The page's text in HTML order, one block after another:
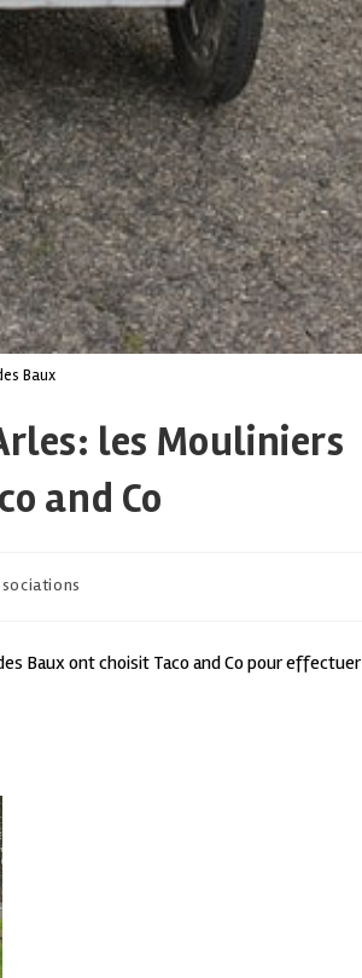
Baux
les Mouliniers
and Co
Baux ont choisit Taco and Co pour effectuer